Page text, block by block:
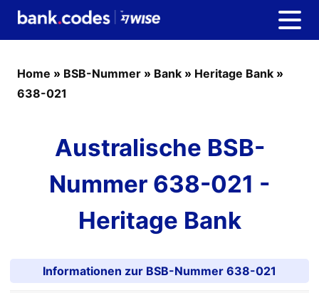
Home » BSB-Nummer » Bank » Heritage Bank »
638-021
Australische BSB-
Nummer 638-021 -
Heritage Bank
Informationen zur BSB-Nummer 638-021